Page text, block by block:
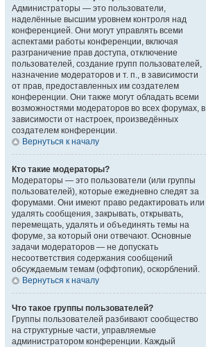
Администраторы — это пользователи,
наделённые высшим уровнем контроля над
конференцией. Они могут управлять всеми
аспектами работы конференции, включая
разграничение прав доступа, отключение
пользователей, создание групп пользователей,
назначение модераторов и т. п., в зависимости
от прав, предоставленных им создателем
конференции. Они также могут обладать всеми
возможностями модераторов во всех форумах, в
зависимости от настроек, произведённых
создателем конференции.
Вернуться к началу
Кто такие модераторы?
Модераторы — это пользователи (или группы
пользователей), которые ежедневно следят за
форумами. Они имеют право редактировать или
удалять сообщения, закрывать, открывать,
перемещать, удалять и объединять темы на
форуме, за который они отвечают. Основные
задачи модераторов — не допускать
несоответствия содержания сообщений
обсуждаемым темам (оффтопик), оскорблений.
Вернуться к началу
Что такое группы пользователей?
Группы пользователей разбивают сообщество
на структурные части, управляемые
администратором конференции. Каждый